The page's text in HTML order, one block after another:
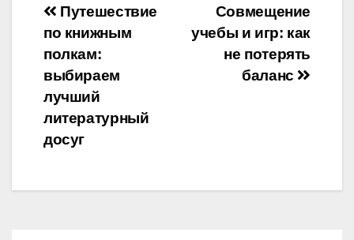
Навигация
по
записям
Совмещение
учебы и игр: как
не потерять
баланс
Путешествие
по книжным
полкам:
выбираем
лучший
литературный
досуг